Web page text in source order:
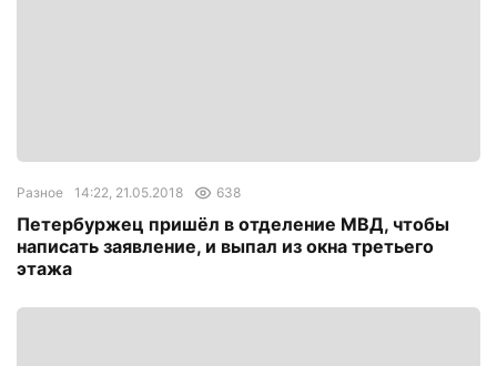
Разное 14:22, 21.05.2018 638
Петербуржец пришёл в отделение МВД, чтобы
написать заявление, и выпал из окна третьего
этажа